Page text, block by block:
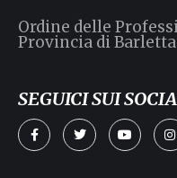
Ordine delle
Provincia di
SEGUICI SUI